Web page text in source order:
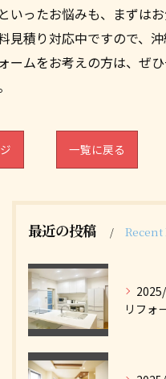
いったお悩みも、まずは
見積り対応中ですので、
ームをお考えの方は、ぜ
一覧に戻る
最近の投稿 Recent